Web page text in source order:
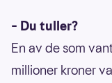
– Du tuller?
En av de som
millioner kroner